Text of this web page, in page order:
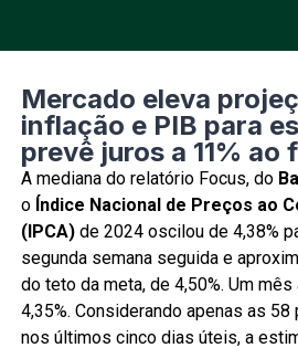
Mercado eleva
inflação e PIB para
prevê juros a 11% ao
A mediana do relatório Focus, do
o Índice Nacional de Preços ao
(IPCA)de 2024 oscilou de 4,38%
segunda semana seguida e
do teto da meta, de 4,50%. Um
4,35%. Considerando apenas as
nos últimos cinco dias úteis, a